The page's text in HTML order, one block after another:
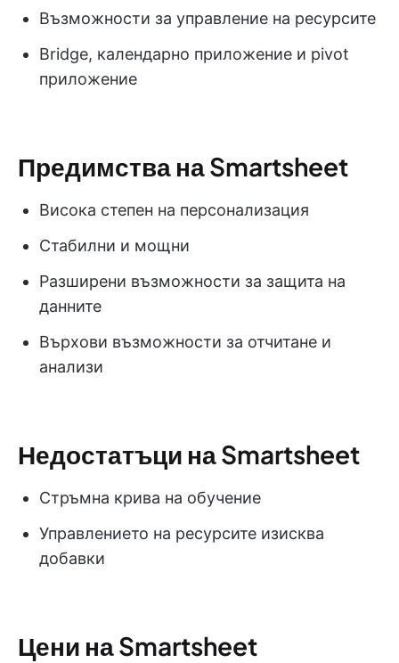
Възможности за управление на ресурсите
Bridge, календарно приложение и pivot
приложение
Предимства на Smartsheet
Висока степен на персонализация
Стабилни и мощни
Разширени възможности за защита на
данните
Върхови възможности за отчитане и
анализи
Недостатъци на Smartsheet
Стръмна крива на обучение
Управлението на ресурсите изисква
добавки
Цени на Smartsheet